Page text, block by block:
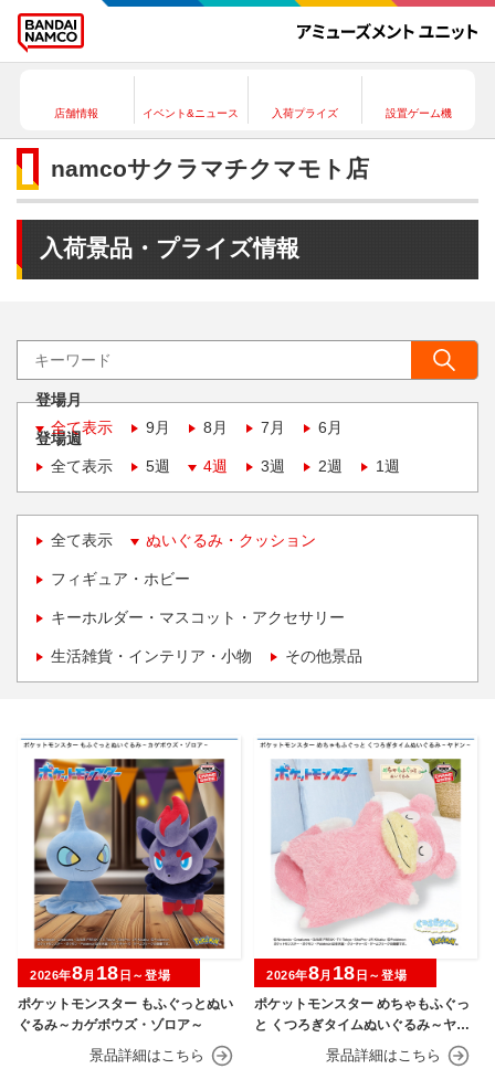
店舗情報 イベント&ニュース 入荷プライズ 設置ゲーム機
namcoサクラマチクマモト店
入荷景品・プライズ情報
登場月
全て表示
9月 8月 7月 6月
登場週
全て表示
5週 4週 3週 2週 1週
全て表示 ぬいぐるみ・クッション
フィギュア・ホビー
キーホルダー・マスコット・アクセサリー
生活雑貨・インテリア・小物 その他景品
ポケットモンスター もふぐっとぬい
ぐるみ～カゲボウズ・ゾロア～
2026年8月 18 日～登場
ポケットモンスター めちゃもふぐっ
と くつろぎタイムぬいぐるみ～ヤド
2026年8月 18 日～登場